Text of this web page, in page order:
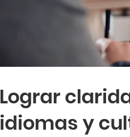
Lograr
idiomas y